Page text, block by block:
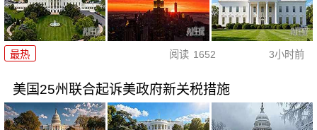
最热 阅读 1652 3小时前
美国25州联合起诉美政府新关税措施